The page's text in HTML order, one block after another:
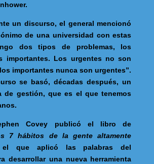
un discurso, el general mencionó
de una universidad con estas
dos tipos de problemas, los
importantes. Los urgentes no son
importantes nunca son urgentes”.
se basó, décadas después, un
de gestión, que es el que tenemos
Covey publicó el libro de
7 hábitos de la gente altamente
que aplicó las palabras del
desarrollar una nueva herramienta